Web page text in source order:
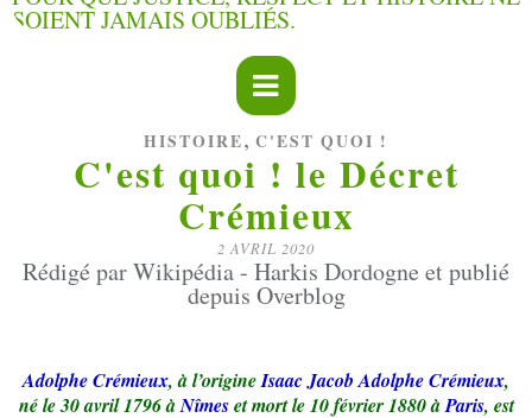
HISTOIRE, C'EST QUOI !
C'est quoi ! le Décret
Crémieux
2 AVRIL 2020
Rédigé par Wikipédia - Harkis Dordogne et publié
depuis Overblog
Adolphe Crémieux, à l’origineIsaac Jacob Adolphe Crémieux,
né le 30 avril 1796 àNîmeset mort le 10 février 1880 àParis, est